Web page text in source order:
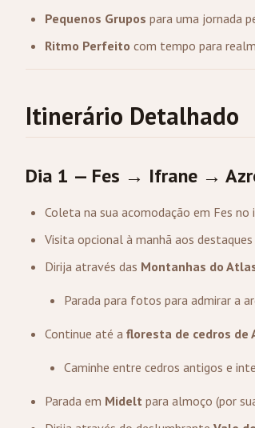
Pequenos Grupos para uma jornada
Ritmo Perfeito com tempo para
Itinerário Detalhado
Dia 1 — Fes → Ifrane →
Coleta na sua acomodação em Fes
Visita opcional à manhã aos destaques
Dirija através das Montanhas do
Parada para fotos para admirar a
Continue até a floresta de cedros de
Caminhe entre cedros antigos e
Parada em Midelt para almoço (por